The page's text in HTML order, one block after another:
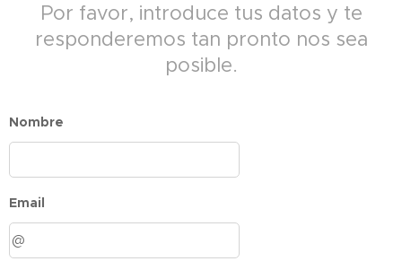
Por favor, introduce tus datos y te
responderemos tan pronto nos sea
posible.
Nombre
Email